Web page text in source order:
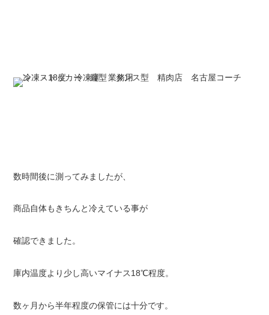
数時間後に測ってみましたが、
商品自体もきちんと冷えている事が
確認できました。
庫内温度より少し高いマイナス18℃程度。
数ヶ月から半年程度の保管には十分です。